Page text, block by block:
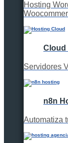
Hosting
Cloud
Servidores
n8n
Automatiza